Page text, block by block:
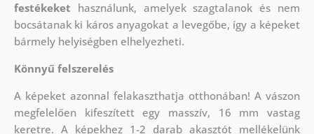
festékeket használunk, amelyek szagtalanok és nem
bocsátanak ki káros anyagokat a levegőbe, így a képeket
bármely helyiségben elhelyezheti.
Könnyű felszerelés
A képeket azonnal felakaszthatja otthonában! A vászon
megfelelően kifeszített egy masszív, 16 mm vastag
keretre. A képekhez 1-2 darab akasztót mellékelünk